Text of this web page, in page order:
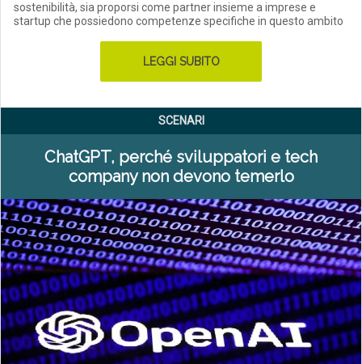
sostenibilità, sia proporsi come partner insieme a imprese e
startup che possiedono competenze specifiche in questo ambito
LEGGI SUBITO
SCENARI
ChatGPT, perché sviluppatori e tech
company non devono temerlo